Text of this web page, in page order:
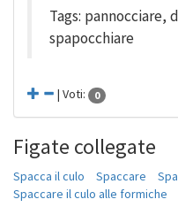
Tags: pannocciare,
spapocchiare
| Voti: 0
Figate collegate
Spacca il culo Spaccare
Spaccare il culo alle formiche